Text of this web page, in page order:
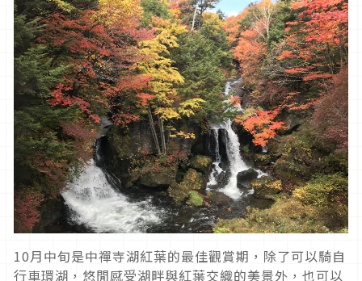
10月中旬是中禪寺湖紅葉的最佳觀賞期，除了可以騎自
行車環湖，悠閒感受湖畔與紅葉交織的美景外，也可以